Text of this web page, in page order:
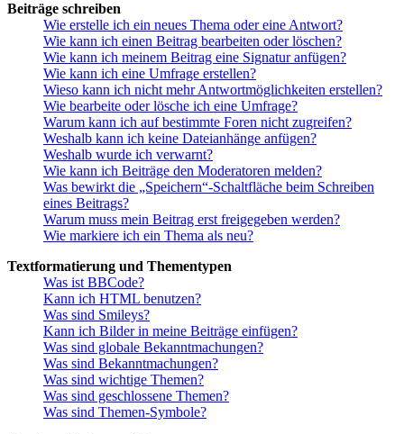
Beiträge schreiben
Wie erstelle ich ein neues Thema oder eine Antwort?
Wie kann ich einen Beitrag bearbeiten oder löschen?
Wie kann ich meinem Beitrag eine Signatur anfügen?
Wie kann ich eine Umfrage erstellen?
Wieso kann ich nicht mehr Antwortmöglichkeiten erstellen?
Wie bearbeite oder lösche ich eine Umfrage?
Warum kann ich auf bestimmte Foren nicht zugreifen?
Weshalb kann ich keine Dateianhänge anfügen?
Weshalb wurde ich verwarnt?
Wie kann ich Beiträge den Moderatoren melden?
Was bewirkt die „Speichern“-Schaltfläche beim Schreiben
eines Beitrags?
Warum muss mein Beitrag erst freigegeben werden?
Wie markiere ich ein Thema als neu?
Textformatierung und Thementypen
Was ist BBCode?
Kann ich HTML benutzen?
Was sind Smileys?
Kann ich Bilder in meine Beiträge einfügen?
Was sind globale Bekanntmachungen?
Was sind Bekanntmachungen?
Was sind wichtige Themen?
Was sind geschlossene Themen?
Was sind Themen-Symbole?